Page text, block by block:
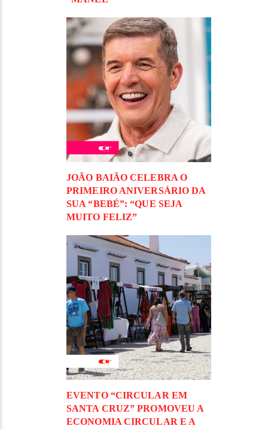
JOÃO BAIÃO CELEBRA O
PRIMEIRO ANIVERSÁRIO DA
SUA “BEBÉ”: “QUE SEJA
MUITO FELIZ”
EVENTO “CIRCULAR EM
SANTA CRUZ” PROMOVEU A
ECONOMIA CIRCULAR E A